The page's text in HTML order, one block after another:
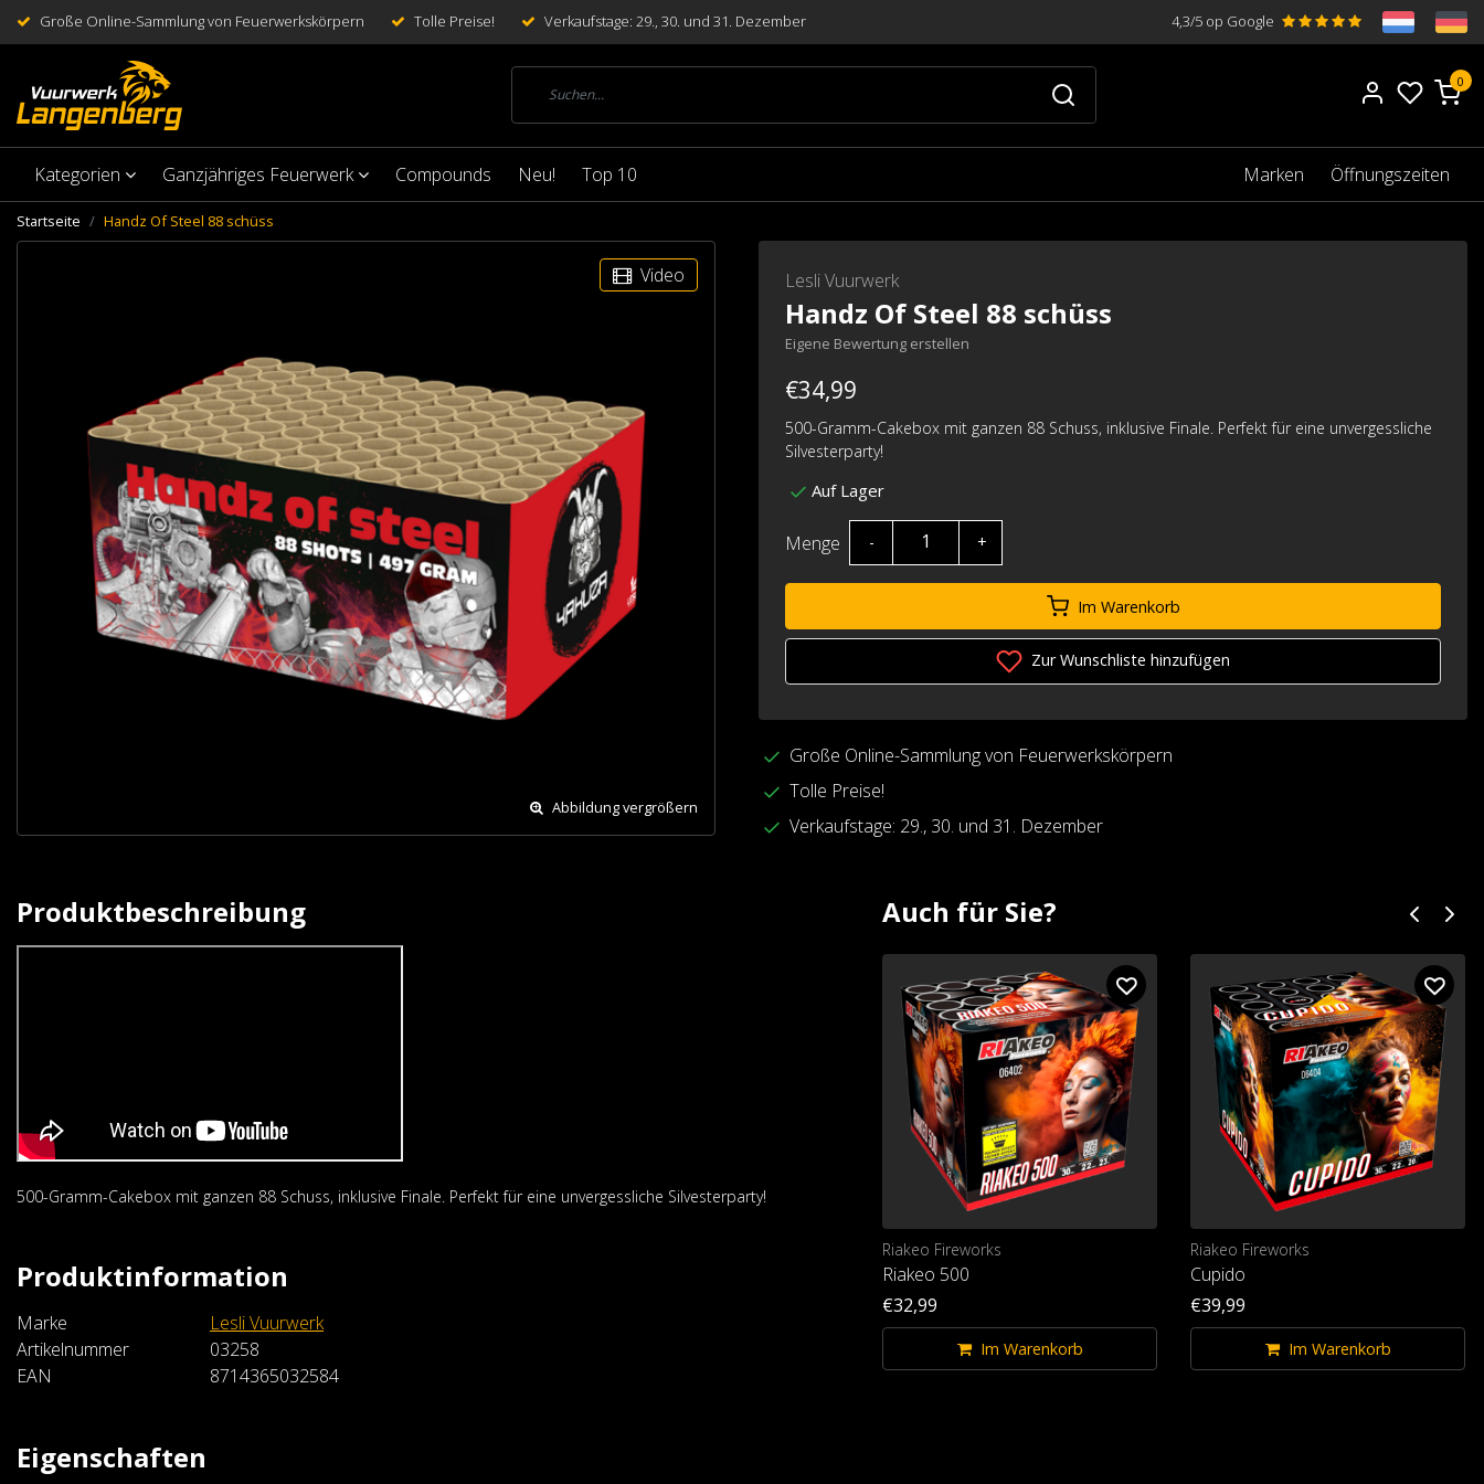
Große Online-Sammlung von Feuerwerkskörpern Tolle Preise! Verkaufstage: 29., 30. und 31. Dezember 4,3/5 op Google
0
Kategorien Ganzjähriges Feuerwerk Compounds Neu! Top 10 Marken Öffnungszeiten
Startseite Handz Of Steel 88 schüss
Video
Abbildung vergrößern
Lesli Vuurwerk
Handz Of Steel 88 schüss
Eigene Bewertung erstellen
€34,99
500-Gramm-Cakebox mit ganzen 88 Schuss, inklusive Finale. Perfekt für eine unvergessliche
Silvesterparty!
Auf Lager
Menge - +
Im Warenkorb
Zur Wunschliste hinzufügen
Große Online-Sammlung von Feuerwerkskörpern
Tolle Preise!
Verkaufstage: 29., 30. und 31. Dezember
Produktbeschreibung
500-Gramm-Cakebox mit ganzen 88 Schuss, inklusive Finale. Perfekt für eine unvergessliche Silvesterparty!
Produktinformation
Marke
Lesli Vuurwerk
Artikelnummer
03258
EAN
8714365032584
Eigenschaften
Auch für Sie?
Eclypse
Riakeo Fireworks
Riakeo 500
€32,99
Im Warenkorb
Riakeo Fireworks
Cupido
€39,99
Im Warenkorb